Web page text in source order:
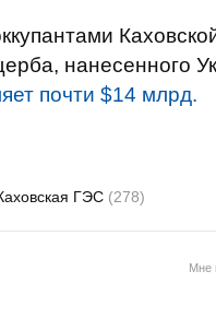
нанесенного
почти $14 млрд.
ГЭС (278)
Мне